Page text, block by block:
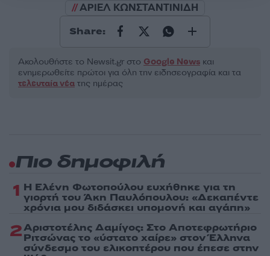
ΑΡΙΕΛ ΚΩΝΣΤΑΝΤΙΝΙΔΗ
Share:
Ακολουθήστε το Νewsit.gr στο Google News και
ενημερωθείτε πρώτοι για όλη την ειδησεογραφία και τα
τελευταία νέα της ημέρας
Πιο δημοφιλή
1 Η Ελένη Φωτοπούλου ευχήθηκε για τη
γιορτή του Άκη Παυλόπουλου: «Δεκαπέντε
χρόνια μου διδάσκει υπομονή και αγάπη»
2Αριστοτέλης Δαμίγος: Στο Αποτεφρωτήριο
Ριτσώνας το «ύστατο χαίρε» στον Έλληνα
σύνδεσμο του ελικοπτέρου που έπεσε στην